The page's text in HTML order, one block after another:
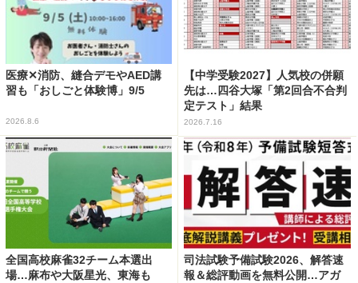
医療✕消防、縫合デモやAED講
習も「おしごと体験博」9/5
2026.8.6
【中学受験2027】人気校の併願
先は…四谷大塚「第2回合不合判
定テスト」結果
2026.7.16
全国高校麻雀32チーム本選出
場…麻布や大阪星光、東海も
司法試験予備試験2026、解答速
報＆総評動画を無料公開…アガ